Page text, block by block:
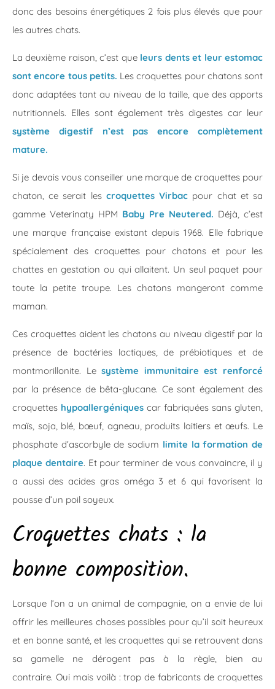
donc des besoins énergétiques 2 fois plus élevés que pour
les autres chats.
La deuxième raison, c’est que leurs dents et leur estomac
sont encore tous petits. Les croquettes pour chatons sont
donc adaptées tant au niveau de la taille, que des apports
nutritionnels. Elles sont également très digestes car leur
système digestif n’est pas encore complètement
mature.
Si je devais vous conseiller une marque de croquettes pour
chaton, ce serait les croquettes Virbac pour chat et sa
gamme Veterinaty HPM Baby Pre Neutered. Déjà, c’est
une marque française existant depuis 1968. Elle fabrique
spécialement des croquettes pour chatons et pour les
chattes en gestation ou qui allaitent. Un seul paquet pour
toute la petite troupe. Les chatons mangeront comme
maman.
Ces croquettes aident les chatons au niveau digestif par la
présence de bactéries lactiques, de prébiotiques et de
montmorillonite. Lesystème immunitaire est renforcé
par la présence de bêta-glucane. Ce sont également des
croquettes hypoallergéniques car fabriquées sans gluten,
maïs, soja, blé, bœuf, agneau, produits laitiers et œufs. Le
phosphate d’ascorbyle de sodium limite la formation de
plaque dentaire. Et pour terminer de vous convaincre, il y
a aussi des acides gras oméga 3 et 6 qui favorisent la
pousse d’un poil soyeux.
Croquettes chats : la
bonne composition.
Lorsque l’on a un animal de compagnie, on a envie de lui
offrir les meilleures choses possibles pour qu’il soit heureux
et en bonne santé, et les croquettes qui se retrouvent dans
sa gamelle ne dérogent pas à la règle, bien au
contraire. Oui mais voilà : trop de fabricants de croquettes